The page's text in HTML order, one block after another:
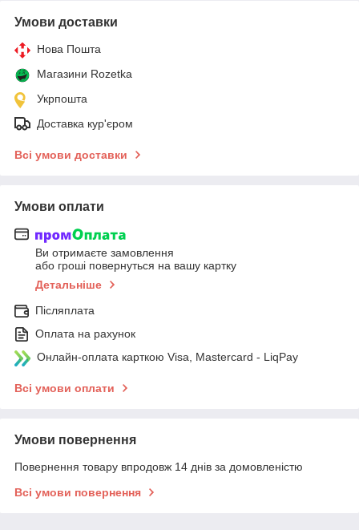
Умови доставки
Нова Пошта
Магазини Rozetka
Укрпошта
Доставка кур'єром
Всі умови доставки
Умови оплати
Ви отримаєте замовлення
або гроші повернуться на вашу картку
Детальніше
Післяплата
Оплата на рахунок
Онлайн-оплата карткою Visa, Mastercard - LiqPay
Всі умови оплати
Умови повернення
Повернення товару впродовж 14 днів за домовленістю
Всі умови повернення